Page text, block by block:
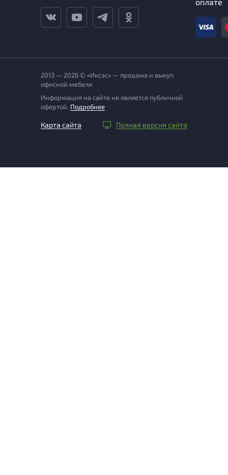
2013 — 2026 © «Иксэс» — продажа и выкуп
офисной мебели
Информация на сайте не является публичной
офертой. Подробнее
Карта сайта Полная версия сайта